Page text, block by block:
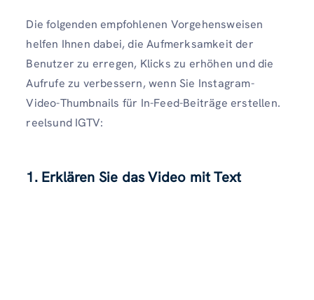
Die folgenden empfohlenen Vorgehensweisen
helfen Ihnen dabei, die Aufmerksamkeit der
Benutzer zu erregen, Klicks zu erhöhen und die
Aufrufe zu verbessern, wenn Sie Instagram-
Video-Thumbnails für In-Feed-Beiträge erstellen.
reelsund IGTV:
1. Erklären Sie das Video mit Text